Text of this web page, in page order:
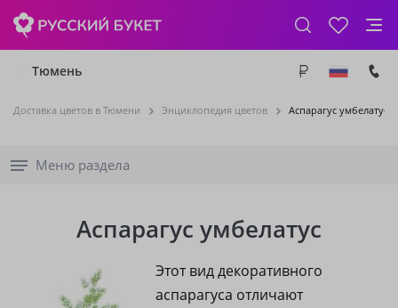
Тюмень
Доставка цветов в Тюмени Энциклопедия цветов Аспарагус умбелатус
Меню раздела
Аспарагус умбелатус
Этот вид декоративного
аспарагуса отличают